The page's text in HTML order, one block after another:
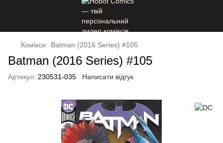
Комікси Batman (2016 Series) #105
Batman (2016 Series) #105
Артикул: 230531-035 Написати відгук